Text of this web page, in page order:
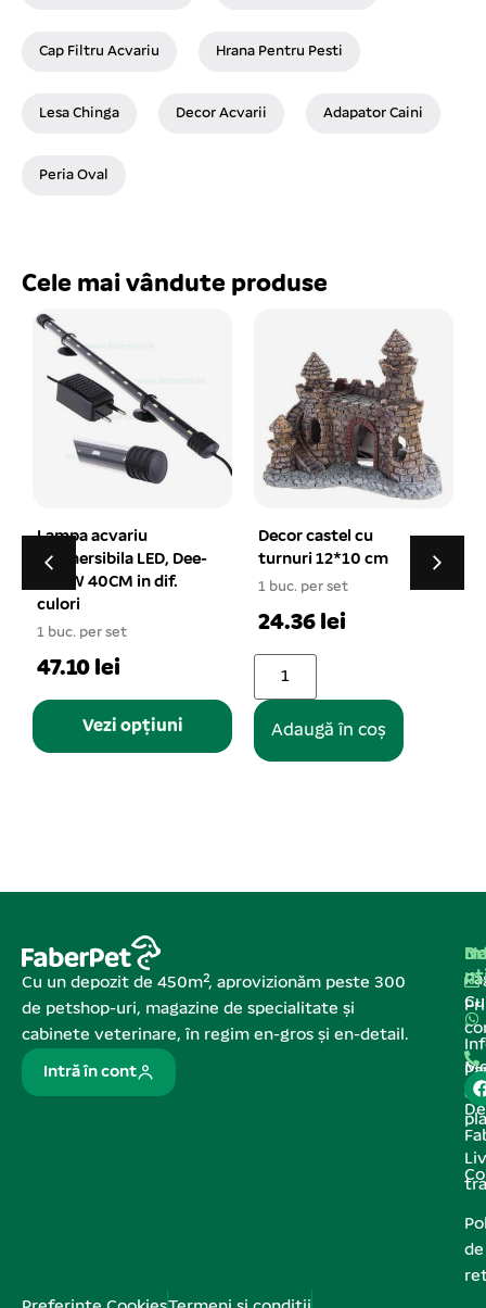
Cap Filtru Acvariu Hrana Pentru Pesti
Lesa Chinga Decor Acvarii Adapator Caini
Peria Oval
Cele mai vândute produse
Decor castel cu
turnuri 12*10 cm
1 buc. per set
24.36 lei
Adaugă în coș
Piatra aer sferic 30
mm
1 buc. per set
4.72 lei
Adaugă în coș
Cu un depozit de 450m², aprovizionăm peste 300
de petshop-uri, magazine de specialitate și
cabinete veterinare, în regim en-gros și en-detail.
Intră în cont
de
de